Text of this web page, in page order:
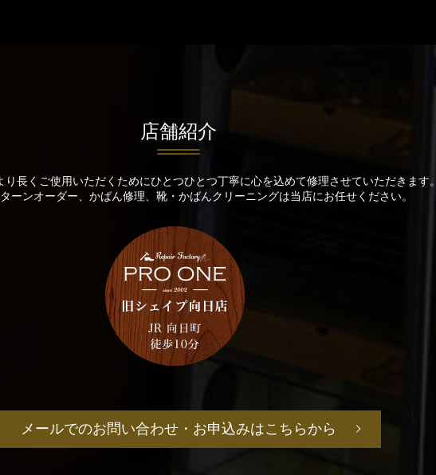
店舗紹介
り長くご使用いただくためにひとつひとつ丁寧に心を込めて修理させていただきます。
ーンオーダー、かばん修理、靴・かばんクリーニングは当店にお任せください。
メールでのお問い合わせ・ お申込みはこちらから